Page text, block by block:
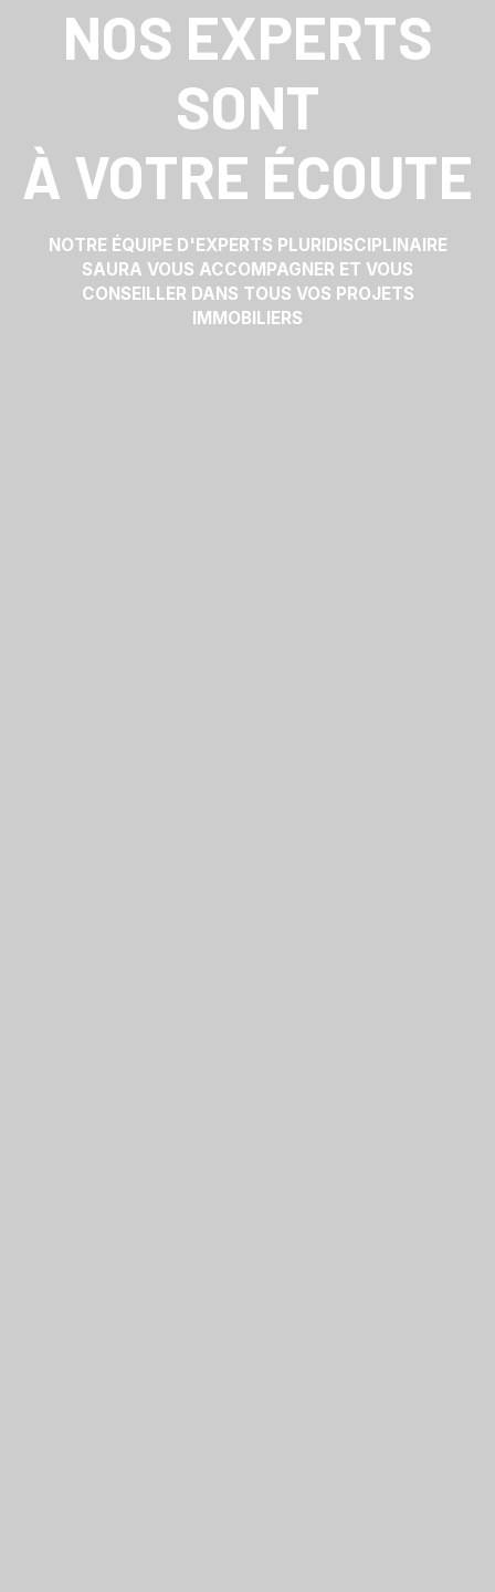
NOS EXPERTS
SONT
À VOTRE ÉCOUTE
NOTRE ÉQUIPE D'EXPERTS PLURIDISCIPLINAIRE
SAURA VOUS ACCOMPAGNER ET VOUS
CONSEILLER DANS TOUS VOS PROJETS
IMMOBILIERS